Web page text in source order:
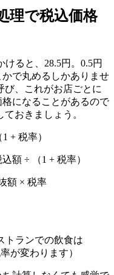
理で税込価格
ると、28.5円。0.5円
で丸めるしかありませ
び、これがお店ごとに
になることがあるので
おきましょう。
+ 税率）
額 ÷ （1 + 税率）
額 × 税率
トランでの飲食は
が変わります）